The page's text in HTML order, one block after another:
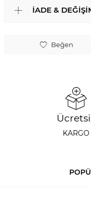
Beğen
İADE &
KARGO